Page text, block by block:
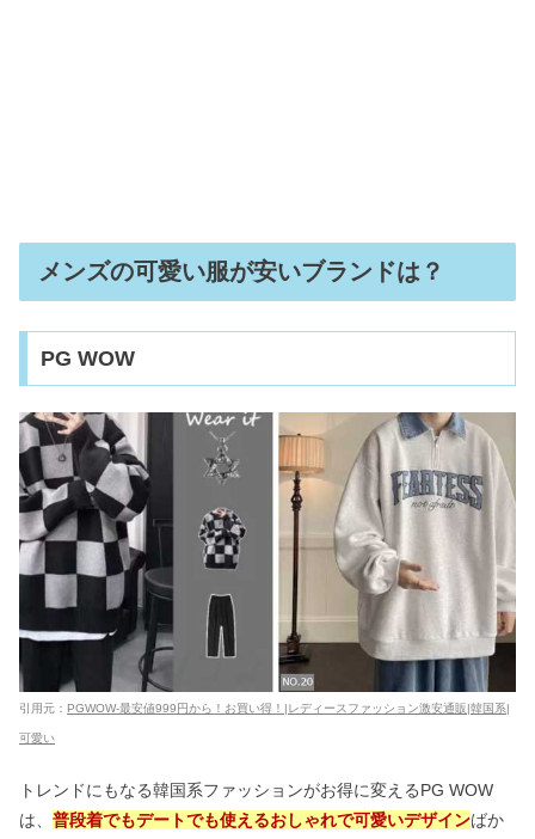
メンズの可愛い服が安いブランドは？
PG WOW
引用元： PGWOW-最安値999円から！お買い得！|レディースファッション激安通販|韓国系|
可愛い
トレンドにもなる韓国系ファッションがお得に変えるPG WOW
は、 普段着でもデートでも使えるおしゃれで可愛いデザインばか